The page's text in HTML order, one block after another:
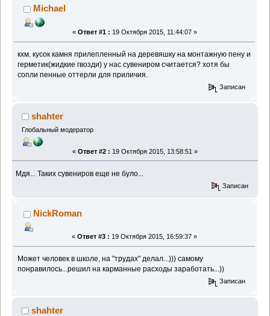
Michael
« Ответ #1 : 19 Октября 2015, 11:44:07 »
кхм. кусок камня прилепленный на деревяшку на монтажную пену и
герметик(жидкие гвозди) у нас сувениром считается? хотя бы
сопли пенные оттерли для приличия.
Записан
shahter
Глобальный модератор
« Ответ #2 : 19 Октября 2015, 13:58:51 »
Мдя... Таких сувениров еще не було...
Записан
NickRoman
« Ответ #3 : 19 Октября 2015, 16:59:37 »
Может человек в школе, на "трудах" делал...))) самому
понравилось...решил на карманные расходы заработать...))
Записан
shahter